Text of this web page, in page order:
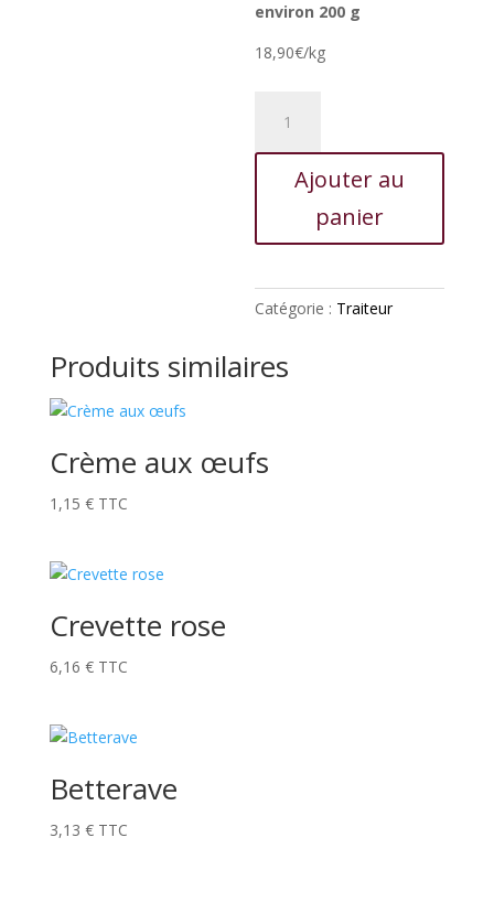
environ 200 g
18,90€/kg
Champignons
Ajouter au
panier
Catégorie : Traiteur
Produits similaires
Crème aux œufs
1,15 € TTC
Crevette rose
6,16 € TTC
Betterave
3,13 € TTC